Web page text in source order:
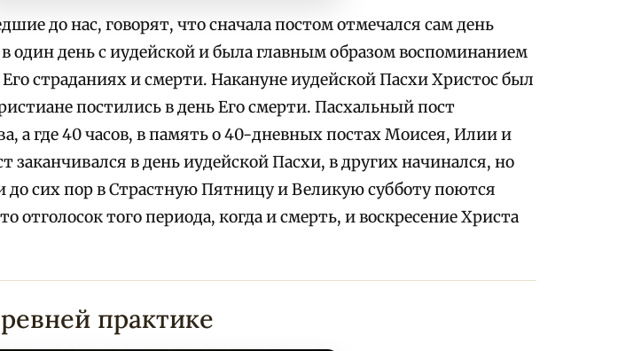
до нас, говорят, что сначала постом отмечался сам день
один день с иудейской и была главным образом воспоминанием
Его страданиях и смерти. Накануне иудейской Пасхи Христос был
постились в день Его смерти. Пасхальный пост
а где 40 часов, в память о 40-дневных постах Моисея, Илии и
заканчивался в день иудейской Пасхи, в других начинался, но
до сих пор в Страстную Пятницу и Великую субботу поются
отголосок того периода, когда и смерть, и воскресение Христа
практике